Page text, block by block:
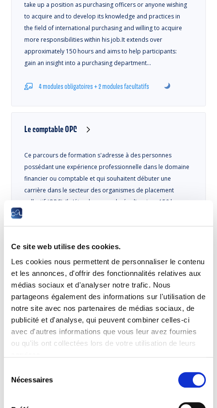
Ce site web utilise des cookies.
Les cookies nous permettent de personnaliser le contenu
et les annonces, d'offrir des fonctionnalités relatives aux
médias sociaux et d'analyser notre trafic. Nous
partageons également des informations sur l'utilisation de
notre site avec nos partenaires de médias sociaux, de
publicité et d'analyse, qui peuvent combiner celles-ci
avec d'autres informations que vous leur avez fournies
ou qu'ils ont collectées lors de votre utilisation de leurs
Nécessaires
take up a position as purchasing officers or anyone wishing
to acquire and to develop its knowledge and practices in
the field of international purchasing and willing to acquire
more responsibilities within his job.It extends over
approximately 150 hours and aims to help participants:
gain an insight into a purchasing department…
4 modules obligatoires + 2 modules facultatifs
Le comptable OPC
Ce parcours de formation s'adresse à des personnes
possédant une expérience professionnelle dans le domaine
financier ou comptable et qui souhaitent débuter une
carrière dans le secteur des organismes de placement
collectif (OPC). Il s'étend sur une durée d'environ 150 heures
de comprendre les opérations liées aux organismes de…
5 modules obligatoires + 1 module facultatif
Le professionnel en E-commerce
Ce parcours de formation s'adresse à toute personne qui
assure des activités de vente au sein d'une organisation et
qui souhaite comprendre et développer des canaux de
durée d'environ 170 heures et permet: d'améliorer ses
techniques de vente et de vendre de façon performante…